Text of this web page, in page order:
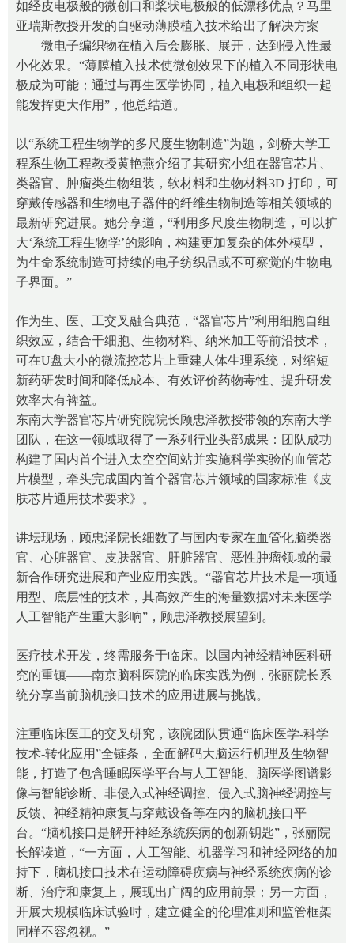
如经皮电极般的微创口和桨状电极般的低漂移优点？马里
亚瑞斯教授开发的自驱动薄膜植入技术给出了解决方案
——微电子编织物在植入后会膨胀、展开，达到侵入性最
小化效果。“薄膜植入技术使微创效果下的植入不同形状电
极成为可能；通过与再生医学协同，植入电极和组织一起
能发挥更大作用”，他总结道。
以“系统工程生物学的多尺度生物制造”为题，剑桥大学工
程系生物工程教授黄艳燕介绍了其研究小组在器官芯片、
类器官、肿瘤类生物组装，软材料和生物材料3D 打印，可
穿戴传感器和生物电子器件的纤维生物制造等相关领域的
最新研究进展。她分享道，“利用多尺度生物制造，可以扩
大‘系统工程生物学’的影响，构建更加复杂的体外模型，
为生命系统制造可持续的电子纺织品或不可察觉的生物电
子界面。”
作为生、医、工交叉融合典范，“器官芯片”利用细胞自组
织效应，结合干细胞、生物材料、纳米加工等前沿技术，
可在U盘大小的微流控芯片上重建人体生理系统，对缩短
新药研发时间和降低成本、有效评价药物毒性、提升研发
效率大有裨益。
东南大学器官芯片研究院院长顾忠泽教授带领的东南大学
团队，在这一领域取得了一系列行业头部成果：团队成功
构建了国内首个进入太空空间站并实施科学实验的血管芯
片模型，牵头完成国内首个器官芯片领域的国家标准《皮
肤芯片通用技术要求》。
讲坛现场，顾忠泽院长细数了与国内专家在血管化脑类器
官、心脏器官、皮肤器官、肝脏器官、恶性肿瘤领域的最
新合作研究进展和产业应用实践。“器官芯片技术是一项通
用型、底层性的技术，其高效产生的海量数据对未来医学
人工智能产生重大影响”，顾忠泽教授展望到。
医疗技术开发，终需服务于临床。以国内神经精神医科研
究的重镇——南京脑科医院的临床实践为例，张丽院长系
统分享当前脑机接口技术的应用进展与挑战。
注重临床医工的交叉研究，该院团队贯通“临床医学-科学
技术-转化应用”全链条，全面解码大脑运行机理及生物智
能，打造了包含睡眠医学平台与人工智能、脑医学图谱影
像与智能诊断、非侵入式神经调控、侵入式脑神经调控与
反馈、神经精神康复与穿戴设备等在内的脑机接口平
台。“脑机接口是解开神经系统疾病的创新钥匙”，张丽院
长解读道，“一方面，人工智能、机器学习和神经网络的加
持下，脑机接口技术在运动障碍疾病与神经系统疾病的诊
断、治疗和康复上，展现出广阔的应用前景；另一方面，
开展大规模临床试验时，建立健全的伦理准则和监管框架
同样不容忽视。”